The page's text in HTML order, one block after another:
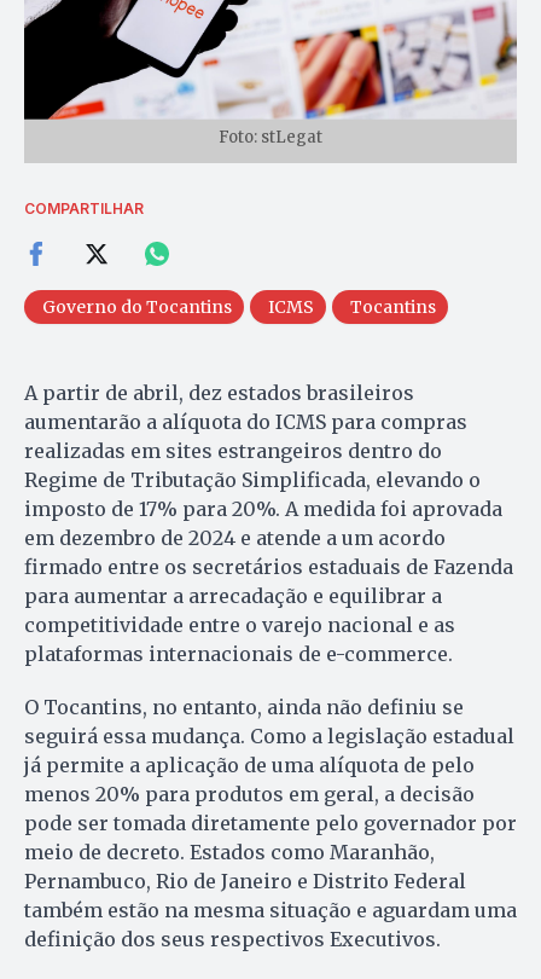
Foto: stLegat
COMPARTILHAR
Governo do Tocantins ICMS Tocantins
A partir de abril, dez estados brasileiros
aumentarão a alíquota do ICMS para compras
realizadas em sites estrangeiros dentro do
Regime de Tributação Simplificada, elevando o
imposto de 17% para 20%. A medida foi aprovada
em dezembro de 2024 e atende a um acordo
firmado entre os secretários estaduais de Fazenda
para aumentar a arrecadação e equilibrar a
competitividade entre o varejo nacional e as
plataformas internacionais de e-commerce.
O Tocantins, no entanto, ainda não definiu se
seguirá essa mudança. Como a legislação estadual
já permite a aplicação de uma alíquota de pelo
menos 20% para produtos em geral, a decisão
pode ser tomada diretamente pelo governador por
meio de decreto. Estados como Maranhão,
Pernambuco, Rio de Janeiro e Distrito Federal
também estão na mesma situação e aguardam uma
definição dos seus respectivos Executivos.